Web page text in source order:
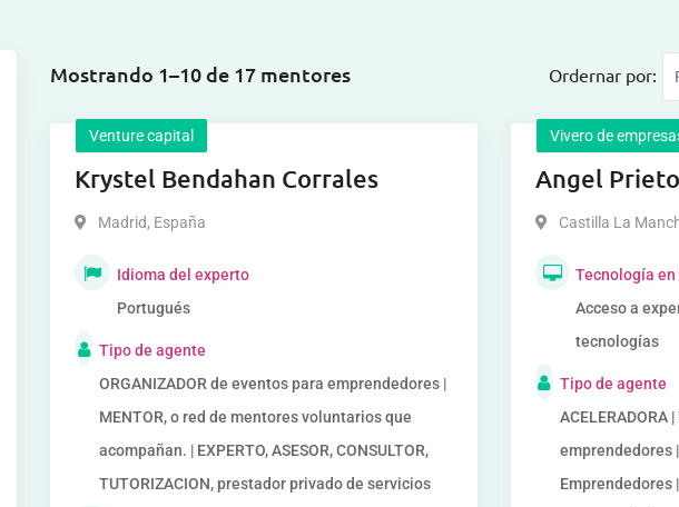
Mostrando 1–10 de 17 mentores Ordernar por:
Venture capital
Krystel Bendahan Corrales
Madrid, España
Idioma del experto
Portugués
Tipo de agente
ORGANIZADOR de eventos para emprendedores |
MENTOR, o red de mentores voluntarios que
acompañan. | EXPERTO, ASESOR, CONSULTOR,
TUTORIZACION, prestador privado de servicios
Vivero de
Angel Prieto
Castilla La
Tecnología en
Acceso a
tecnologías
Tipo de agente
ACELERADORA
emprendedores
Emprendedores